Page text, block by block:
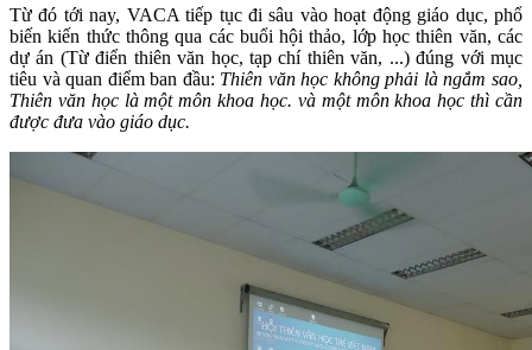
Từ đó tới nay, VACA tiếp tục đi sâu vào hoạt động giáo dục, phổ
biến kiến thức thông qua các buổi hội thảo, lớp học thiên văn, các
dự án (Từ điển thiên văn học, tạp chí thiên văn, ...) đúng với mục
tiêu và quan điểm ban đầu: Thiên văn học không phải là ngắm sao,
Thiên văn học là một môn khoa học. và một môn khoa học thì cần
được đưa vào giáo dục.